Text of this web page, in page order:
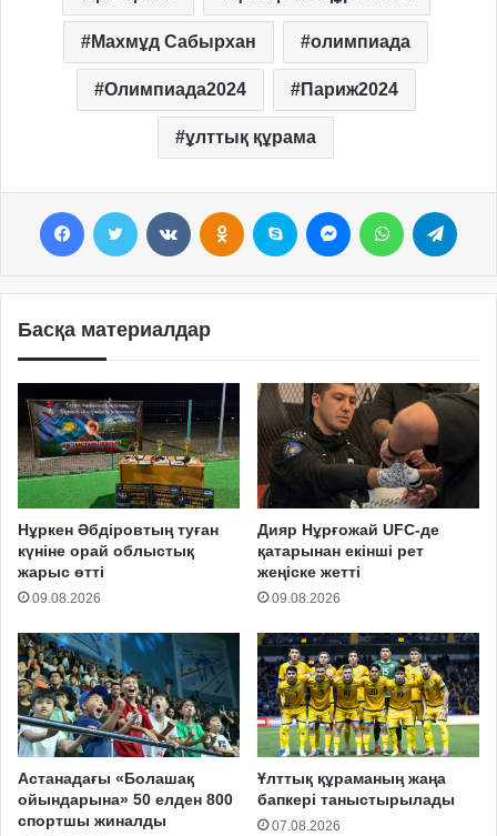
Махмұд Сабырхан олимпиада
Олимпиада2024 Париж2024
ұлттық құрама
Басқа материалдар
Нұркен Әбдіровтың туған
күніне орай облыстық
жарыс өтті
09.08.2026
Дияр Нұрғожай UFC-де
қатарынан екінші рет
жеңіске жетті
09.08.2026
Астанадағы «Болашақ
ойындарына» 50 елден 800
спортшы жиналды
Ұлттық құраманың жаңа
бапкері таныстырылады
07.08.2026